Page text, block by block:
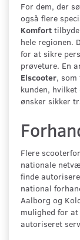
For dem, der
også flere
Komfort
hele regionen.
for at sikre
prøveture. En
Elscooter,
kunden,
ønsker sikker
Flere
nationale
finde
national
Aalborg og
mulighed for
autoriseret